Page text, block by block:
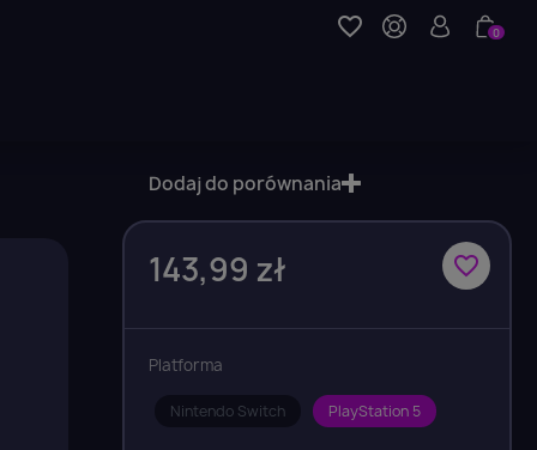
favorite_border 0
favorite_border
143,99 zł
Platforma
Nintendo Switch PlayStation 5
Dodaj do porównania